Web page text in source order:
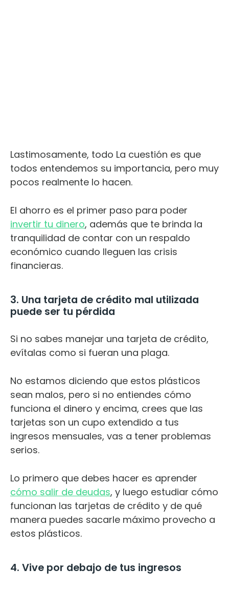
Lastimosamente, todo La cuestión es que
todos entendemos su importancia, pero muy
pocos realmente lo hacen.
El ahorro es el primer paso para poder
invertir tu dinero, además que te brinda la
tranquilidad de contar con un respaldo
económico cuando lleguen las crisis
financieras.
3. Una tarjeta de crédito mal utilizada
puede ser tu pérdida
Si no sabes manejar una tarjeta de crédito,
evítalas como si fueran una plaga.
No estamos diciendo que estos plásticos
sean malos, pero si no entiendes cómo
funciona el dinero y encima, crees que las
tarjetas son un cupo extendido a tus
ingresos mensuales, vas a tener problemas
serios.
Lo primero que debes hacer es aprender
cómo salir de deudas, y luego estudiar cómo
funcionan las tarjetas de crédito y de qué
manera puedes sacarle máximo provecho a
estos plásticos.
4. Vive por debajo de tus ingresos